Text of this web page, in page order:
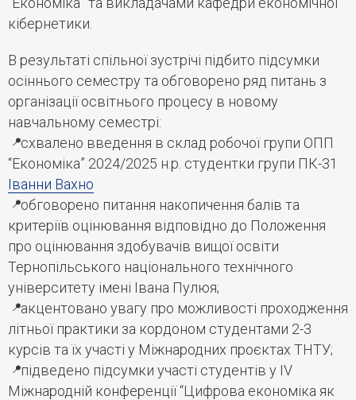
кібернетики.
В результаті спільної зустрічі підбито підсумки
осіннього семестру та обговорено ряд питань з
організації освітнього процесу в новому
навчальному семестрі:
схвалено введення в склад робочої групи ОПП
“Економіка” 2024/2025 н.р. студентки групи ПК-31
Іванни Вахно
обговорено питання накопичення балів та
критеріїв оцінювання відповідно до Положення
про оцінювання здобувачів вищої освіти
Тернопільського національного технічного
університету імені Івана Пулюя;
акцентовано увагу про можливості проходження
літньої практики за кордоном студентами 2-3
курсів та їх участі у Міжнародних проєктах ТНТУ;
підведено підсумки участі студентів у ІV
Міжнародній конференції “Цифрова економіка як